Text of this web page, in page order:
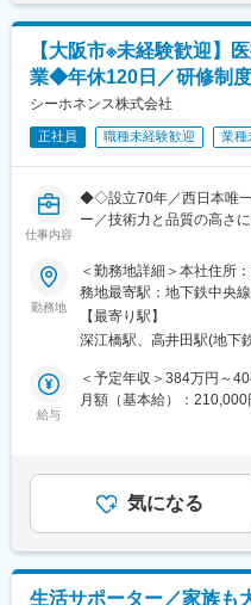
変更の範囲：会社の定め
■ポジションの特徴：
調達業務にとどまらず、
のづくりを根幹から支える
社内外の関係者との折衝
できます。
また、将来的には組織マ
ップも想定しており、長
す。
約3週間の導入研修を実施
工場研修などを通じて基
その後、配属先にてOJT
～6か月を目安に独り立ち
■評価制度について：
評価は、定量目標の達成
■先輩社員の声：
https://seahonence.co.jp/
変更の範囲：会社の定め
【大阪市※未経験歓迎】
業◆年休120日／研修制
シーホネンス株式会社
正社員 職種未経験歓迎 業種
仕事内容
◆◇設立70年／西日本唯一
ー／技術力と品質の高さ
■業務詳細：
医療・介護用ベッドを扱
す。
既存関係を基盤とした、
期的な信頼関係を築きな
ただきます。
す。販売会社（代理店）
す。
ベッドだけでなく、病院
＜ケプロコア営業部＞
勤務地
＜勤務地詳細＞本社住所
務地最寄駅：地下鉄中央
煙変更の範囲：会社の定め
【最寄り駅】
深江橋駅、高井田駅(地下
給与
＜予定年収＞384万円～
月額（基本給）：
業手当＞有＜給与補足＞
て決定します。■昇給：
の金額であり、選考を通
額)は固定手当を含めた表
気になる
生活サポーター／家族も